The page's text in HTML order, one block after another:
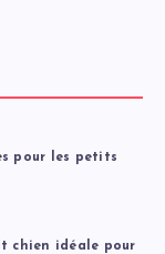
pour les petits
chien idéale pour